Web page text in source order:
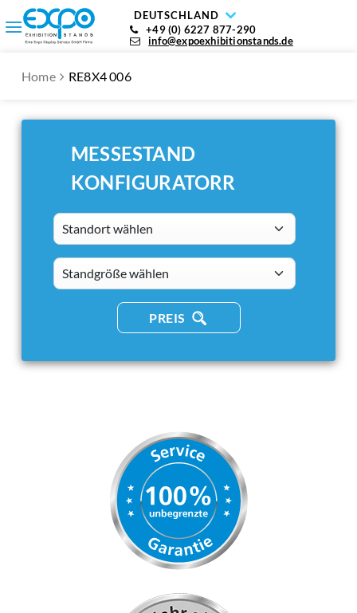
DEUTSCHLAND
+49 (0) 6227 877-290
info@expoexhibitionstands.de
Home RE8X4 006
MESSESTAND
KONFIGURATORR
Standort wählen
standsizes
PREIS